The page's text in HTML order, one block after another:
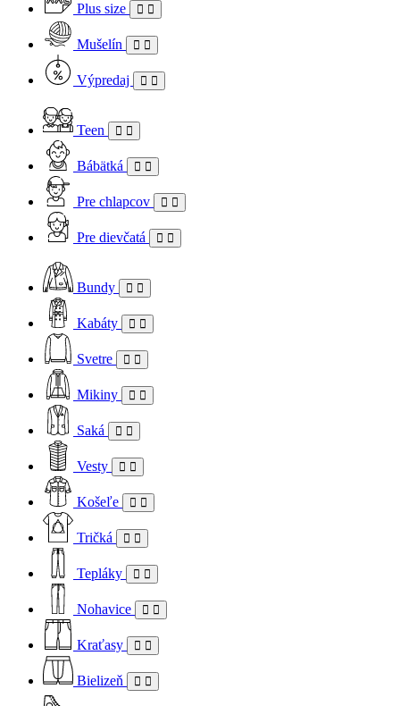
Plus size
Mušelín
Výpredaj
Teen
Bábätká
Pre chlapcov
Pre dievčatá
Bundy
Kabáty
Svetre
Mikiny
Saká
Vesty
Košeľe
Tričká
Tepláky
Nohavice
Kraťasy
Bielizeň